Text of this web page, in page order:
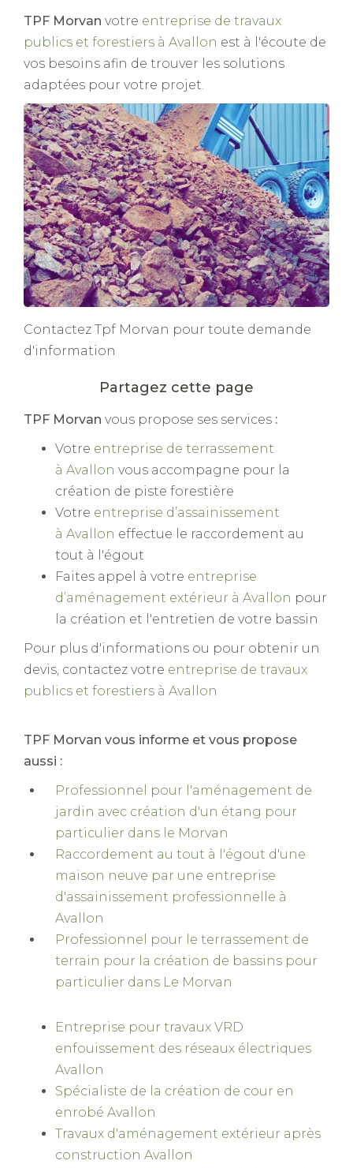
TPF Morvan votre entreprise de travaux
publics et forestiers à Avallon est à l'écoute de
vos besoins afin de trouver les solutions
adaptées pour votre projet.
Contactez Tpf Morvan pour toute demande
d'information
TPF Morvan vous propose ses services :
Votre entreprise de terrassement
à Avallon vous accompagne pour la
création de piste forestière
Votre entreprise d’assainissement
à Avallon effectue le raccordement au
tout à l'égout
Faites appel à votre entreprise
d’aménagement extérieur à Avallon pour
la création et l'entretien de votre bassin
Pour plus d'informations ou pour obtenir un
devis, contactez votre entreprise de travaux
publics et forestiers à Avallon
TPF Morvan vous informe et vous propose
aussi :
Professionnel pour l'aménagement de
jardin avec création d'un étang pour
particulier dans le Morvan
Raccordement au tout à l'égout d'une
maison neuve par une entreprise
d'assainissement professionnelle à
Avallon
Professionnel pour le terrassement de
terrain pour la création de bassins pour
particulier dans Le Morvan
Entreprise pour travaux VRD
enfouissement des réseaux électriques
Avallon
Spécialiste de la création de cour en
enrobé Avallon
Travaux d'aménagement extérieur après
construction Avallon